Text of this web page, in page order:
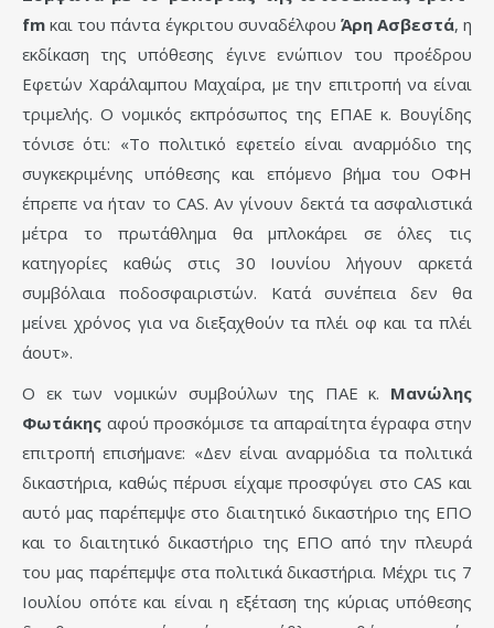
fm και του πάντα έγκριτου συναδέλφου Άρη Ασβεστά, η
εκδίκαση της υπόθεσης έγινε ενώπιον του προέδρου
Εφετών Χαράλαμπου Μαχαίρα, με την επιτροπή να είναι
τριμελής. Ο νομικός εκπρόσωπος της ΕΠΑΕ κ. Βουγίδης
τόνισε ότι: «Το πολιτικό εφετείο είναι αναρμόδιο της
συγκεκριμένης υπόθεσης και επόμενο βήμα του ΟΦΗ
έπρεπε να ήταν το CAS. Αν γίνουν δεκτά τα ασφαλιστικά
μέτρα το πρωτάθλημα θα μπλοκάρει σε όλες τις
κατηγορίες καθώς στις 30 Ιουνίου λήγουν αρκετά
συμβόλαια ποδοσφαιριστών. Κατά συνέπεια δεν θα
μείνει χρόνος για να διεξαχθούν τα πλέι οφ και τα πλέι
άουτ».
Ο εκ των νομικών συμβούλων της ΠΑΕ κ. Μανώλης
Φωτάκης αφού προσκόμισε τα απαραίτητα έγραφα στην
επιτροπή επισήμανε: «Δεν είναι αναρμόδια τα πολιτικά
δικαστήρια, καθώς πέρυσι είχαμε προσφύγει στο CAS και
αυτό μας παρέπεμψε στο διαιτητικό δικαστήριο της ΕΠΟ
και το διαιτητικό δικαστήριο της ΕΠΟ από την πλευρά
του μας παρέπεμψε στα πολιτικά δικαστήρια. Μέχρι τις 7
Ιουλίου οπότε και είναι η εξέταση της κύριας υπόθεσης